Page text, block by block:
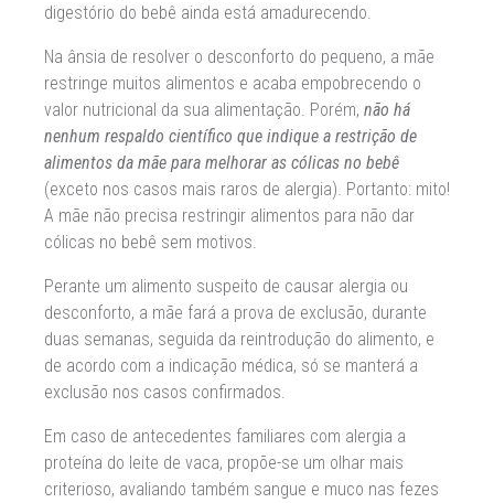
digestório do bebê ainda está amadurecendo.
Na ânsia de resolver o desconforto do pequeno, a mãe
restringe muitos alimentos e acaba empobrecendo o
valor nutricional da sua alimentação. Porém, não há
nenhum respaldo científico que indique a restrição de
alimentos da mãe para melhorar as cólicas no bebê
(exceto nos casos mais raros de alergia). Portanto: mito!
A mãe não precisa restringir alimentos para não dar
cólicas no bebê sem motivos.
Perante um alimento suspeito de causar alergia ou
desconforto, a mãe fará a prova de exclusão, durante
duas semanas, seguida da reintrodução do alimento, e
de acordo com a indicação médica, só se manterá a
exclusão nos casos confirmados.
Em caso de antecedentes familiares com alergia a
proteína do leite de vaca, propõe-se um olhar mais
criterioso, avaliando também sangue e muco nas fezes